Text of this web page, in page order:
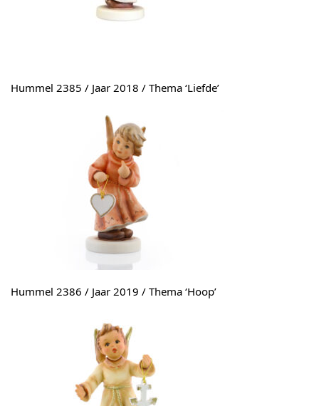
Hummel 2385 / Jaar 2018 / Thema ‘Liefde’
Hummel 2386 / Jaar 2019 / Thema ‘Hoop’